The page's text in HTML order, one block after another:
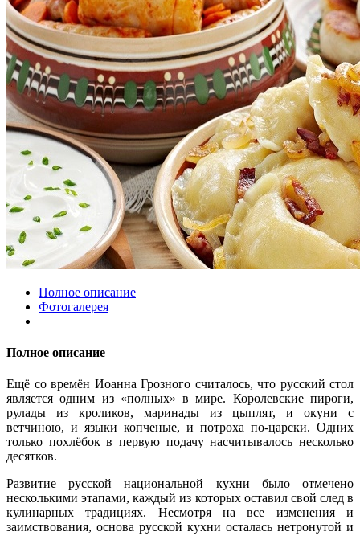
Полное описание
Фотогалерея
Полное описание
Ещё со времён Иоанна Грозного считалось, что русский стол
является одним из «полных» в мире. Королевские пироги,
рулады из кроликов, маринады из цыплят, и окуни с
ветчиною, и языки копченые, и потроха по-царски. Одних
только похлёбок в первую подачу насчитывалось несколько
десятков.
Развитие русской национальной кухни было отмечено
несколькими этапами, каждый из которых оставил свой след в
кулинарных традициях. Несмотря на все изменения и
заимствования, основа русской кухни осталась нетронутой и